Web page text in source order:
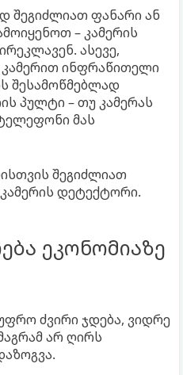
შეგიძლიათ ფანარი ან
– კამერის
ასევე,
ინფრაწითელი
შესამოწმებლად
პულტი – თუ კამერას
მას
შეგიძლიათ
დეტექტორი.
ეკონომიაზე
ძვირი ჯდება, ვიდრე
არ ღირს